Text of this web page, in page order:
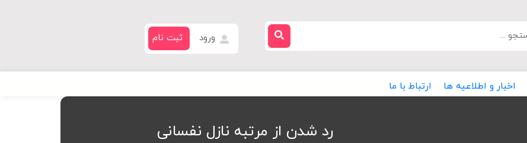
ورود ثبت نام
اخبار و اطلاعیه ها ارتباط با ما
رد شدن از مرتبه نازل نفسانی